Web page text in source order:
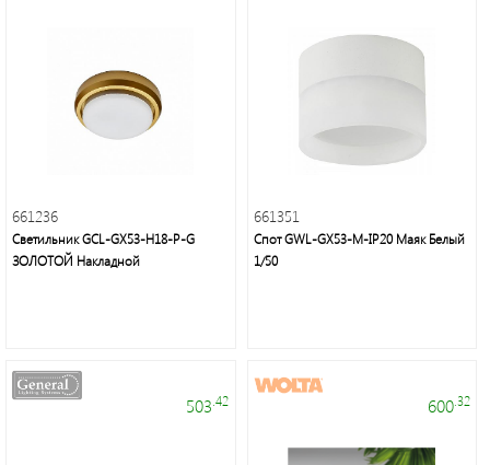
изделия
661236
Светильник GCL-GX53-H18-P-G
ЗОЛОТОЙ Накладной
661351
Спот GWL-GX53-M-IP20 Маяк Белый
1/50
503 .42 600.32